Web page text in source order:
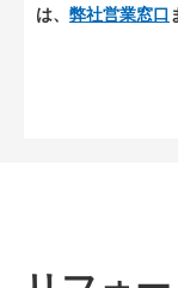
は、 弊社営業窓口